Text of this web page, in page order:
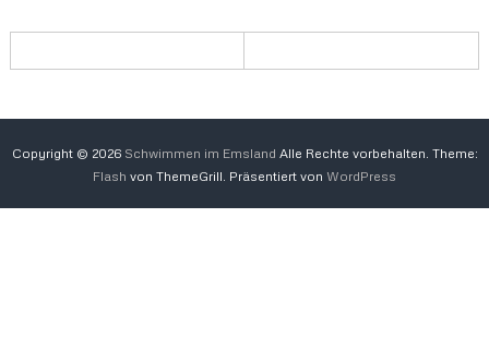
Copyright © 2026 Schwimmen im Emsland Alle Rechte vorbehalten. Theme:
Flash von ThemeGrill. Präsentiert von WordPress